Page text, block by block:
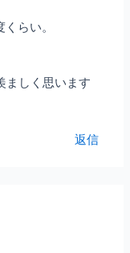
らい。
ましく思います
返信